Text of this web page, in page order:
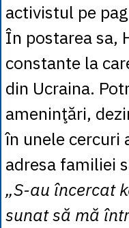
activistul pe
În postarea sa,
constante la
din Ucraina.
ameninţări,
în unele cercuri
adresa familiei
„S-au încercat
sunat să mă